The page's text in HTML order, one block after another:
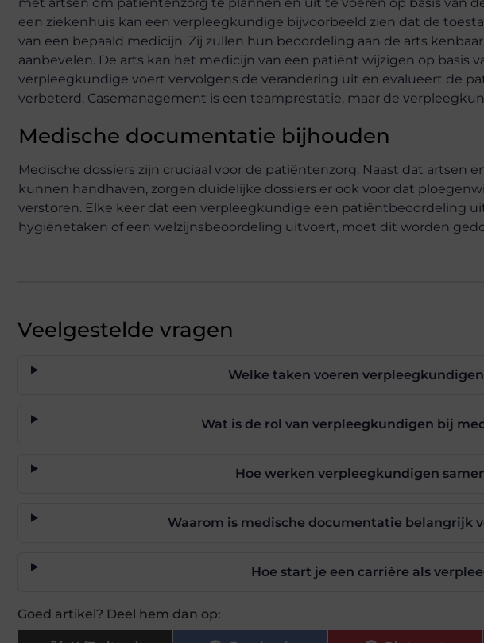
een ziekenhuis kan een verpleegkundige bijvoorbeeld zien dat de
van een bepaald medicijn. Zij zullen hun beoordeling aan de arts
aanbevelen. De arts kan het medicijn van een patiënt wijzigen op basis
verpleegkundige voert vervolgens de verandering uit en evalueert de
verbeterd. Casemanagement is een teamprestatie, maar de
Medische documentatie bijhouden
Medische dossiers zijn cruciaal voor de patiëntenzorg. Naast dat artsen
kunnen handhaven, zorgen duidelijke dossiers er ook voor dat
verstoren. Elke keer dat een verpleegkundige een patiëntbeoordeling
hygiënetaken of een welzijnsbeoordeling uitvoert, moet dit worden
Veelgestelde vragen
Welke taken voeren
Wat is de rol van verpleegkundigen bij
Hoe werken verpleegkundigen
Waarom is medische documentatie belangrijk
Hoe start je een carrière als
Goed artikel? Deel hem dan op: